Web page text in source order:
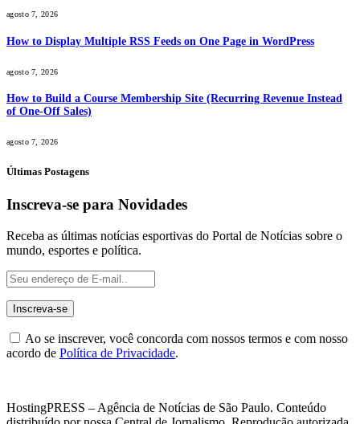
agosto 7, 2026
How to Display Multiple RSS Feeds on One Page in WordPress
agosto 7, 2026
How to Build a Course Membership Site (Recurring Revenue Instead
of One-Off Sales)
agosto 7, 2026
Últimas Postagens
Inscreva-se para Novidades
Receba as últimas notícias esportivas do Portal de Notícias sobre o
mundo, esportes e política.
Ao se inscrever, você concorda com nossos termos e com nosso
acordo de Política de Privacidade.
HostingPRESS – Agência de Notícias de São Paulo. Conteúdo